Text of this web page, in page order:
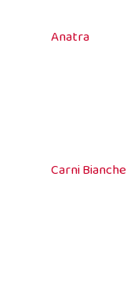
Anatra
Carni Bianche